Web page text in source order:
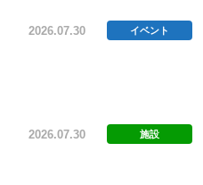
施設予約フォーム
2026.07.30 イベント
2026.07.30 施設